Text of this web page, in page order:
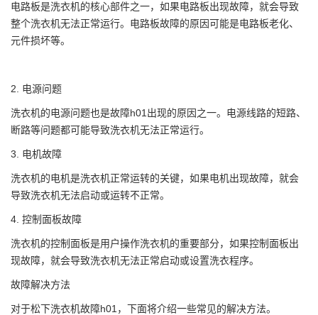
电路板是洗衣机的核心部件之一，如果电路板出现故障，就会导致
整个洗衣机无法正常运行。电路板故障的原因可能是电路板老化、
元件损坏等。
2. 电源问题
洗衣机的电源问题也是故障h01出现的原因之一。电源线路的短路、
断路等问题都可能导致洗衣机无法正常运行。
3. 电机故障
洗衣机的电机是洗衣机正常运转的关键，如果电机出现故障，就会
导致洗衣机无法启动或运转不正常。
4. 控制面板故障
洗衣机的控制面板是用户操作洗衣机的重要部分，如果控制面板出
现故障，就会导致洗衣机无法正常启动或设置洗衣程序。
故障解决方法
对于松下洗衣机故障h01，下面将介绍一些常见的解决方法。